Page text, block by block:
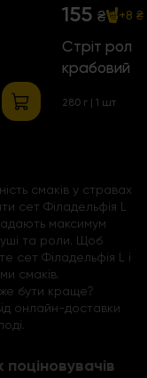
155 ₴ +8 ₴
Стріт рол
крабовий
280 г | 1 шт
смаків у стравах
сет Філадельфія L
максимум
та роли. Щоб
сет Філадельфія L і
смаків.
бути краще?
онлайн-доставки